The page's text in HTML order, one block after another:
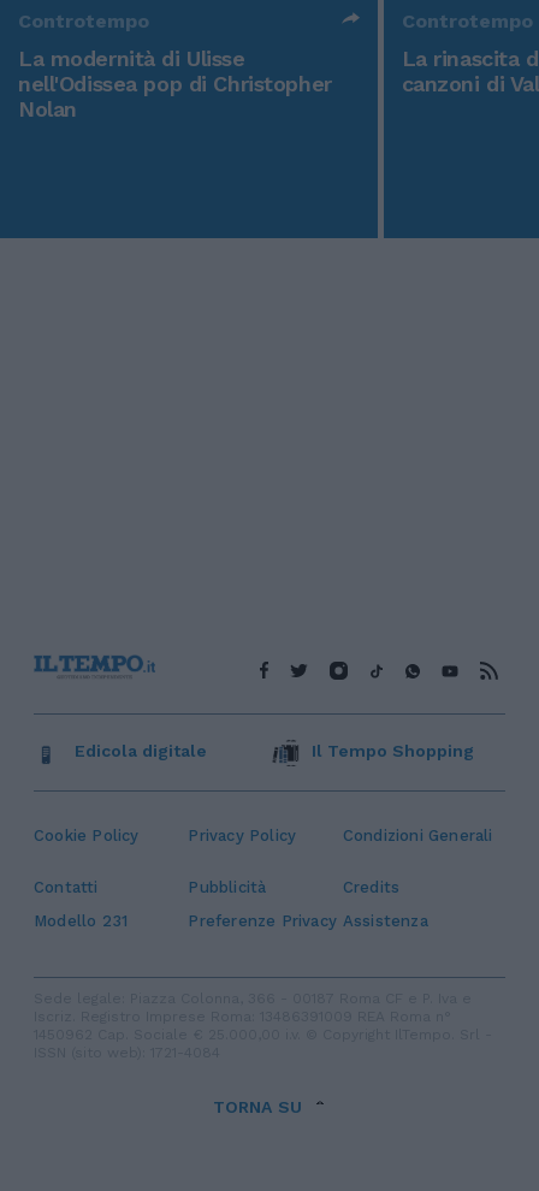
Controtempo
La modernità di Ulisse
nell'Odissea pop di Christopher
Nolan
Controtempo
La rinascita
canzoni di
Cookie Policy Privacy Policy Condizioni Generali
Contatti Pubblicità
Credits
Modello 231
Preferenze Privacy Assistenza
Edicola digitale Il Tempo Shopping
TORNA SU